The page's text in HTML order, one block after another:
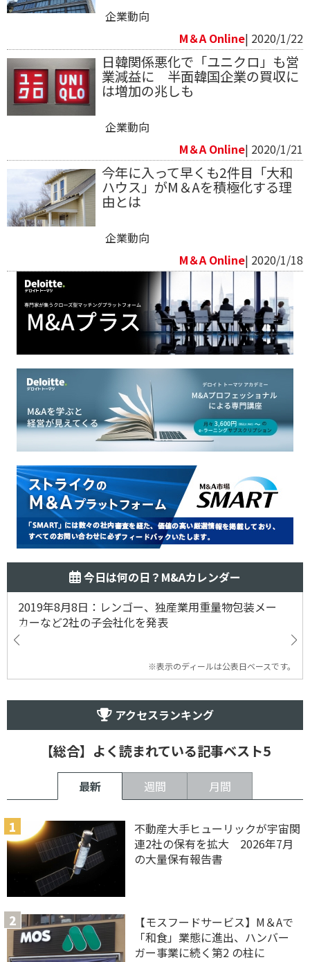
企業動向
M＆A Online| 2020/1/22
日韓関係悪化で「ユニクロ」も営
業減益に 半面韓国企業の買収に
は増加の兆しも
企業動向
M＆A Online| 2020/1/21
今年に入って早くも2件目「大和
ハウス」がM＆Aを積極化する理
由とは
企業動向
M＆A Online| 2020/1/18
今日は何の日？M&Aカレンダー
2019年8月8日：レンゴー、独産業用重量物包装メー
カーなど2社の子会社化を発表
※表示のディールは公表日ベースです。
アクセスランキング
【総合】よく読まれている記事ベスト5
最新 週間 月間
不動産大手ヒューリックが宇宙関
連2社の保有を拡大 2026年7月
の大量保有報告書
【モスフードサービス】M＆Aで
「和食」業態に進出、ハンバー
ガー事業に続く第2 の柱に